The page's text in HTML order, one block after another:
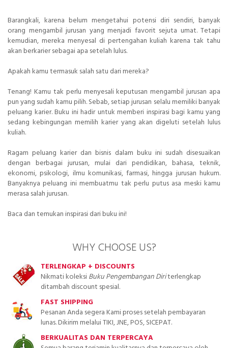
Barangkali, karena belum mengetahui potensi diri sendiri, banyak
orang mengambil jurusan yang menjadi favorit sejuta umat. Tetapi
kemudian, mereka menyesal di pertengahan kuliah karena tak tahu
akan berkarier sebagai apa setelah lulus.
Apakah kamu termasuk salah satu dari mereka?
Tenang! Kamu tak perlu menyesali keputusan mengambil jurusan apa
pun yang sudah kamu pilih. Sebab, setiap jurusan selalu memiliki banyak
peluang karier. Buku ini hadir untuk memberi inspirasi bagi kamu yang
sedang kebingungan memilih karier yang akan digeluti setelah lulus
kuliah.
Ragam peluang karier dan bisnis dalam buku ini sudah disesuaikan
dengan berbagai jurusan, mulai dari pendidikan, bahasa, teknik,
ekonomi, psikologi, ilmu komunikasi, farmasi, hingga jurusan hukum.
Banyaknya peluang ini membuatmu tak perlu putus asa meski kamu
merasa salah jurusan.
Baca dan temukan inspirasi dari buku ini!
WHY CHOOSE US?
TERLENGKAP + DISCOUNTS
Nikmati koleksiBuku Pengembangan Diriterlengkap
ditambah discount spesial.
FAST SHIPPING
Pesanan Anda segera Kami proses setelah pembayaran
lunas. Dikirim melalui TIKI, JNE, POS, SICEPAT.
BERKUALITAS DAN TERPERCAYA